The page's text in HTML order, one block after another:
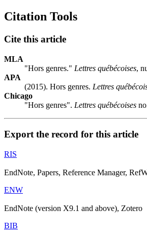
Citation Tools
Cite this article
MLA
"Hors genres." Lettres québécoises,
APA
(2015). Hors genres. Lettres
Chicago
"Hors genres". Lettres québécoises
Export the record for this article
RIS
EndNote, Papers, Reference Manager,
ENW
EndNote (version X9.1 and above), Zotero
BIB